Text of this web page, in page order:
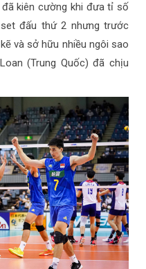
kiên cường khi đưa tỉ số
đấu thứ 2 nhưng trước
và sở hữu nhiều ngôi sao
(Trung Quốc) đã chịu